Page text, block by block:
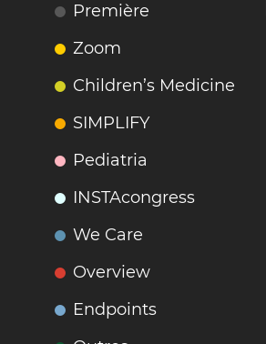
Première
Zoom
Children’s Medicine
SIMPLIFY
Pediatria
INSTAcongress
We Care
Overview
Endpoints